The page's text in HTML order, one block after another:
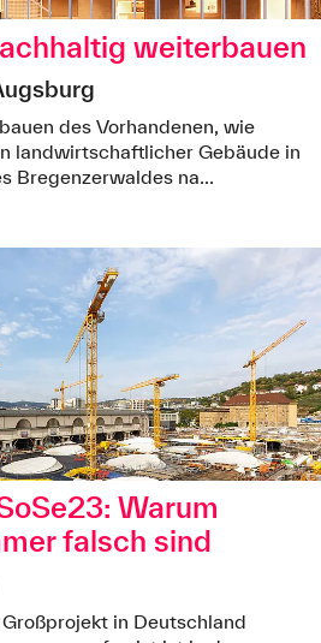
Bregenzerwald (Bild: Georg
weiterbauen
des Vorhandenen, wie
landwirtschaftlicher Gebäude in
Bregenzerwaldes na...
Warum
falsch sind
in Deutschland